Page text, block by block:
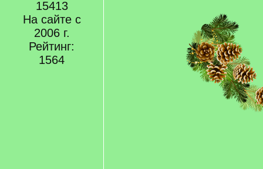
15413
На сайте с
2006 г.
Рейтинг:
1564